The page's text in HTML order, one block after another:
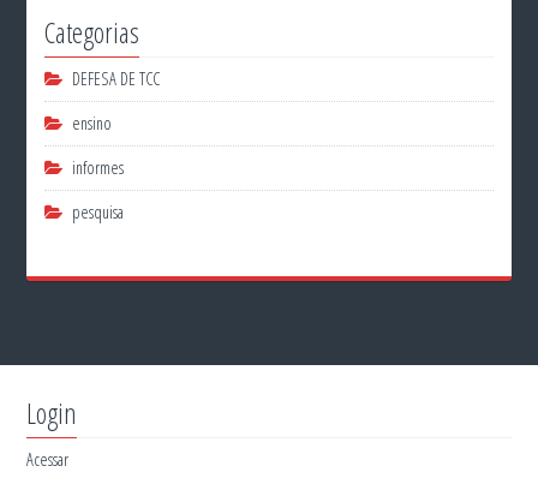
Categorias
DEFESA DE TCC
ensino
informes
pesquisa
Login
Acessar